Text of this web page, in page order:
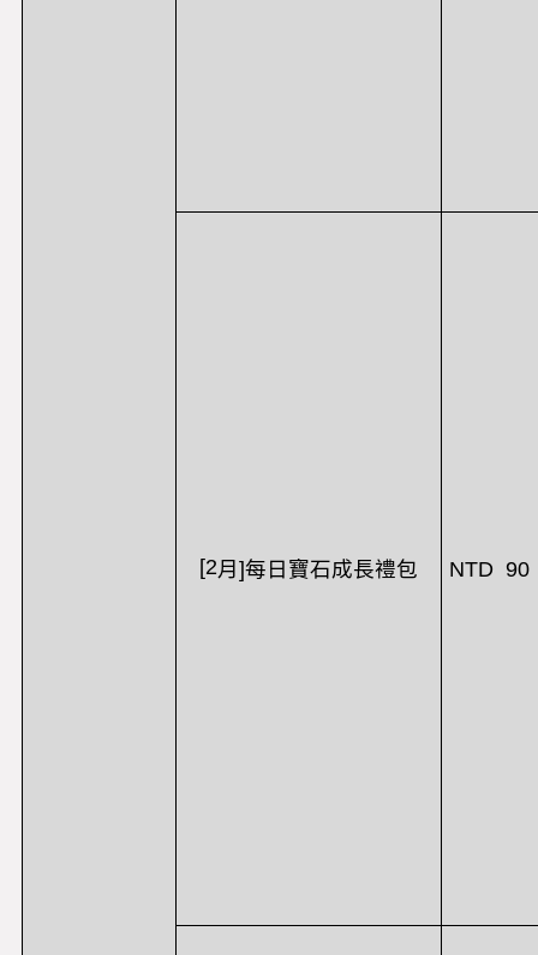
[2月 ]每日寶石成長禮包 NTD 90